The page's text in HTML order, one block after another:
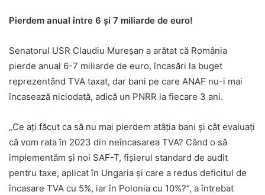
Pierdem anual între 6 și 7 miliarde de euro!
Senatorul USR Claudiu Mureșan a arătat că România
pierde anual 6-7 miliarde de euro, încasări la buget
reprezentând TVA taxat, dar bani pe care ANAF nu-i mai
încasează niciodată, adică un PNRR la fiecare 3 ani.
„Ce ați făcut ca să nu mai pierdem atâția bani și cât evaluați
că vom rata în 2023 din neîncasarea TVA? Când o să
implementăm și noi SAF-T, fișierul standard de audit
pentru taxe, aplicat în Ungaria și care a redus deficitul de
încasare TVA cu 5%, iar în Polonia cu 10%?”, a întrebat